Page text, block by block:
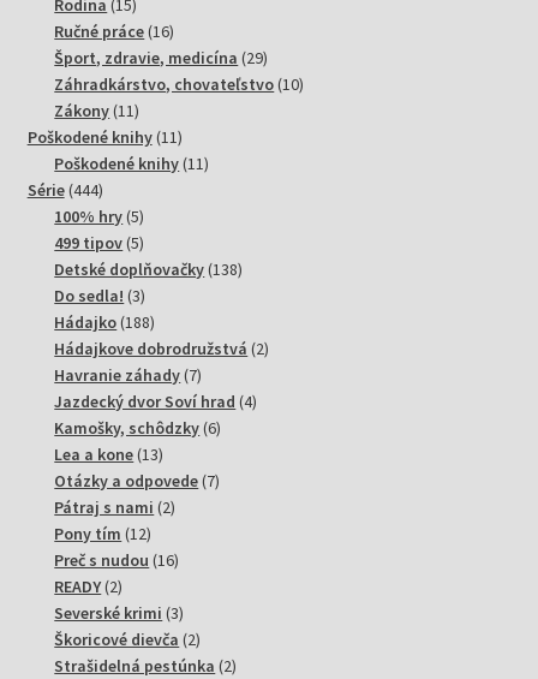
Rodina 15
produktov
Ručné práce 1616
produktov
Šport, zdravie, medicína 2929
produktov
Záhradkárstvo, chovateľstvo 1010
Zákony 1111
produktov
Poškodené knihy 1111
produktov
Poškodené knihy 1111
Série 444444
produktov
100% hry 55
produktov
499 tipov 55
produktov
Detské doplňovačky 138138
Do sedla! 33
produkty
Hádajko 188188
produktov
Hádajkove dobrodružstvá 22
Havranie záhady 77
produktov
Jazdecký dvor Soví hrad 44
Kamošky, schôdzky 66
Lea a kone 1313
produktov
Otázky a odpovede 77
Pátraj s nami 22
Pony tím 1212
produktov
Preč s nudou 1616
READY 22
produkty
Severské krimi 33
produkty
Škoricové dievča 22
produkty
Strašidelná pestúnka 22